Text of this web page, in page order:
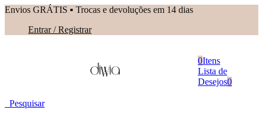
Envios GRÁTIS ▪︎ Trocas e devoluções em 14 dias
Entrar / Registrar
0Itens
Lista de
Desejos0
Pesquisar